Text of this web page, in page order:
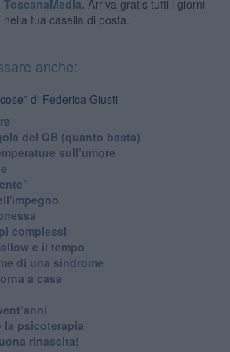
ToscanaMedia. Arriva gratis tutti i giorni
tua casella di posta.
anche:
di Federica Giusti
del QB (quanto basta)
sull’umore
complessi
e il tempo
di una sindrome
a casa
la psicoterapia
rinascita!